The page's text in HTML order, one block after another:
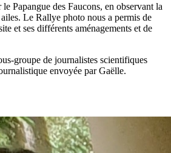
Papangue des Faucons, en observant la
Le Rallye photo nous a permis de
et ses différents aménagements et de
groupe de journalistes scientifiques
envoyée par Gaëlle.